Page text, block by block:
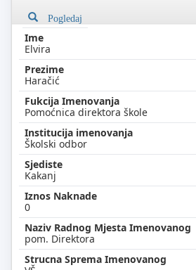
Pogledaj
Elvira
Haračić
Pomoćnica direktora škole
Školski odbor
Kakanj
0
pom. Direktora